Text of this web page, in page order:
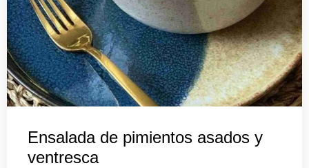
Ensalada de pimientos asados y
ventresca